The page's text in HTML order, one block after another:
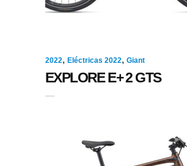
2022, Eléctricas 2022, Giant
EXPLORE E+ 2 GTS